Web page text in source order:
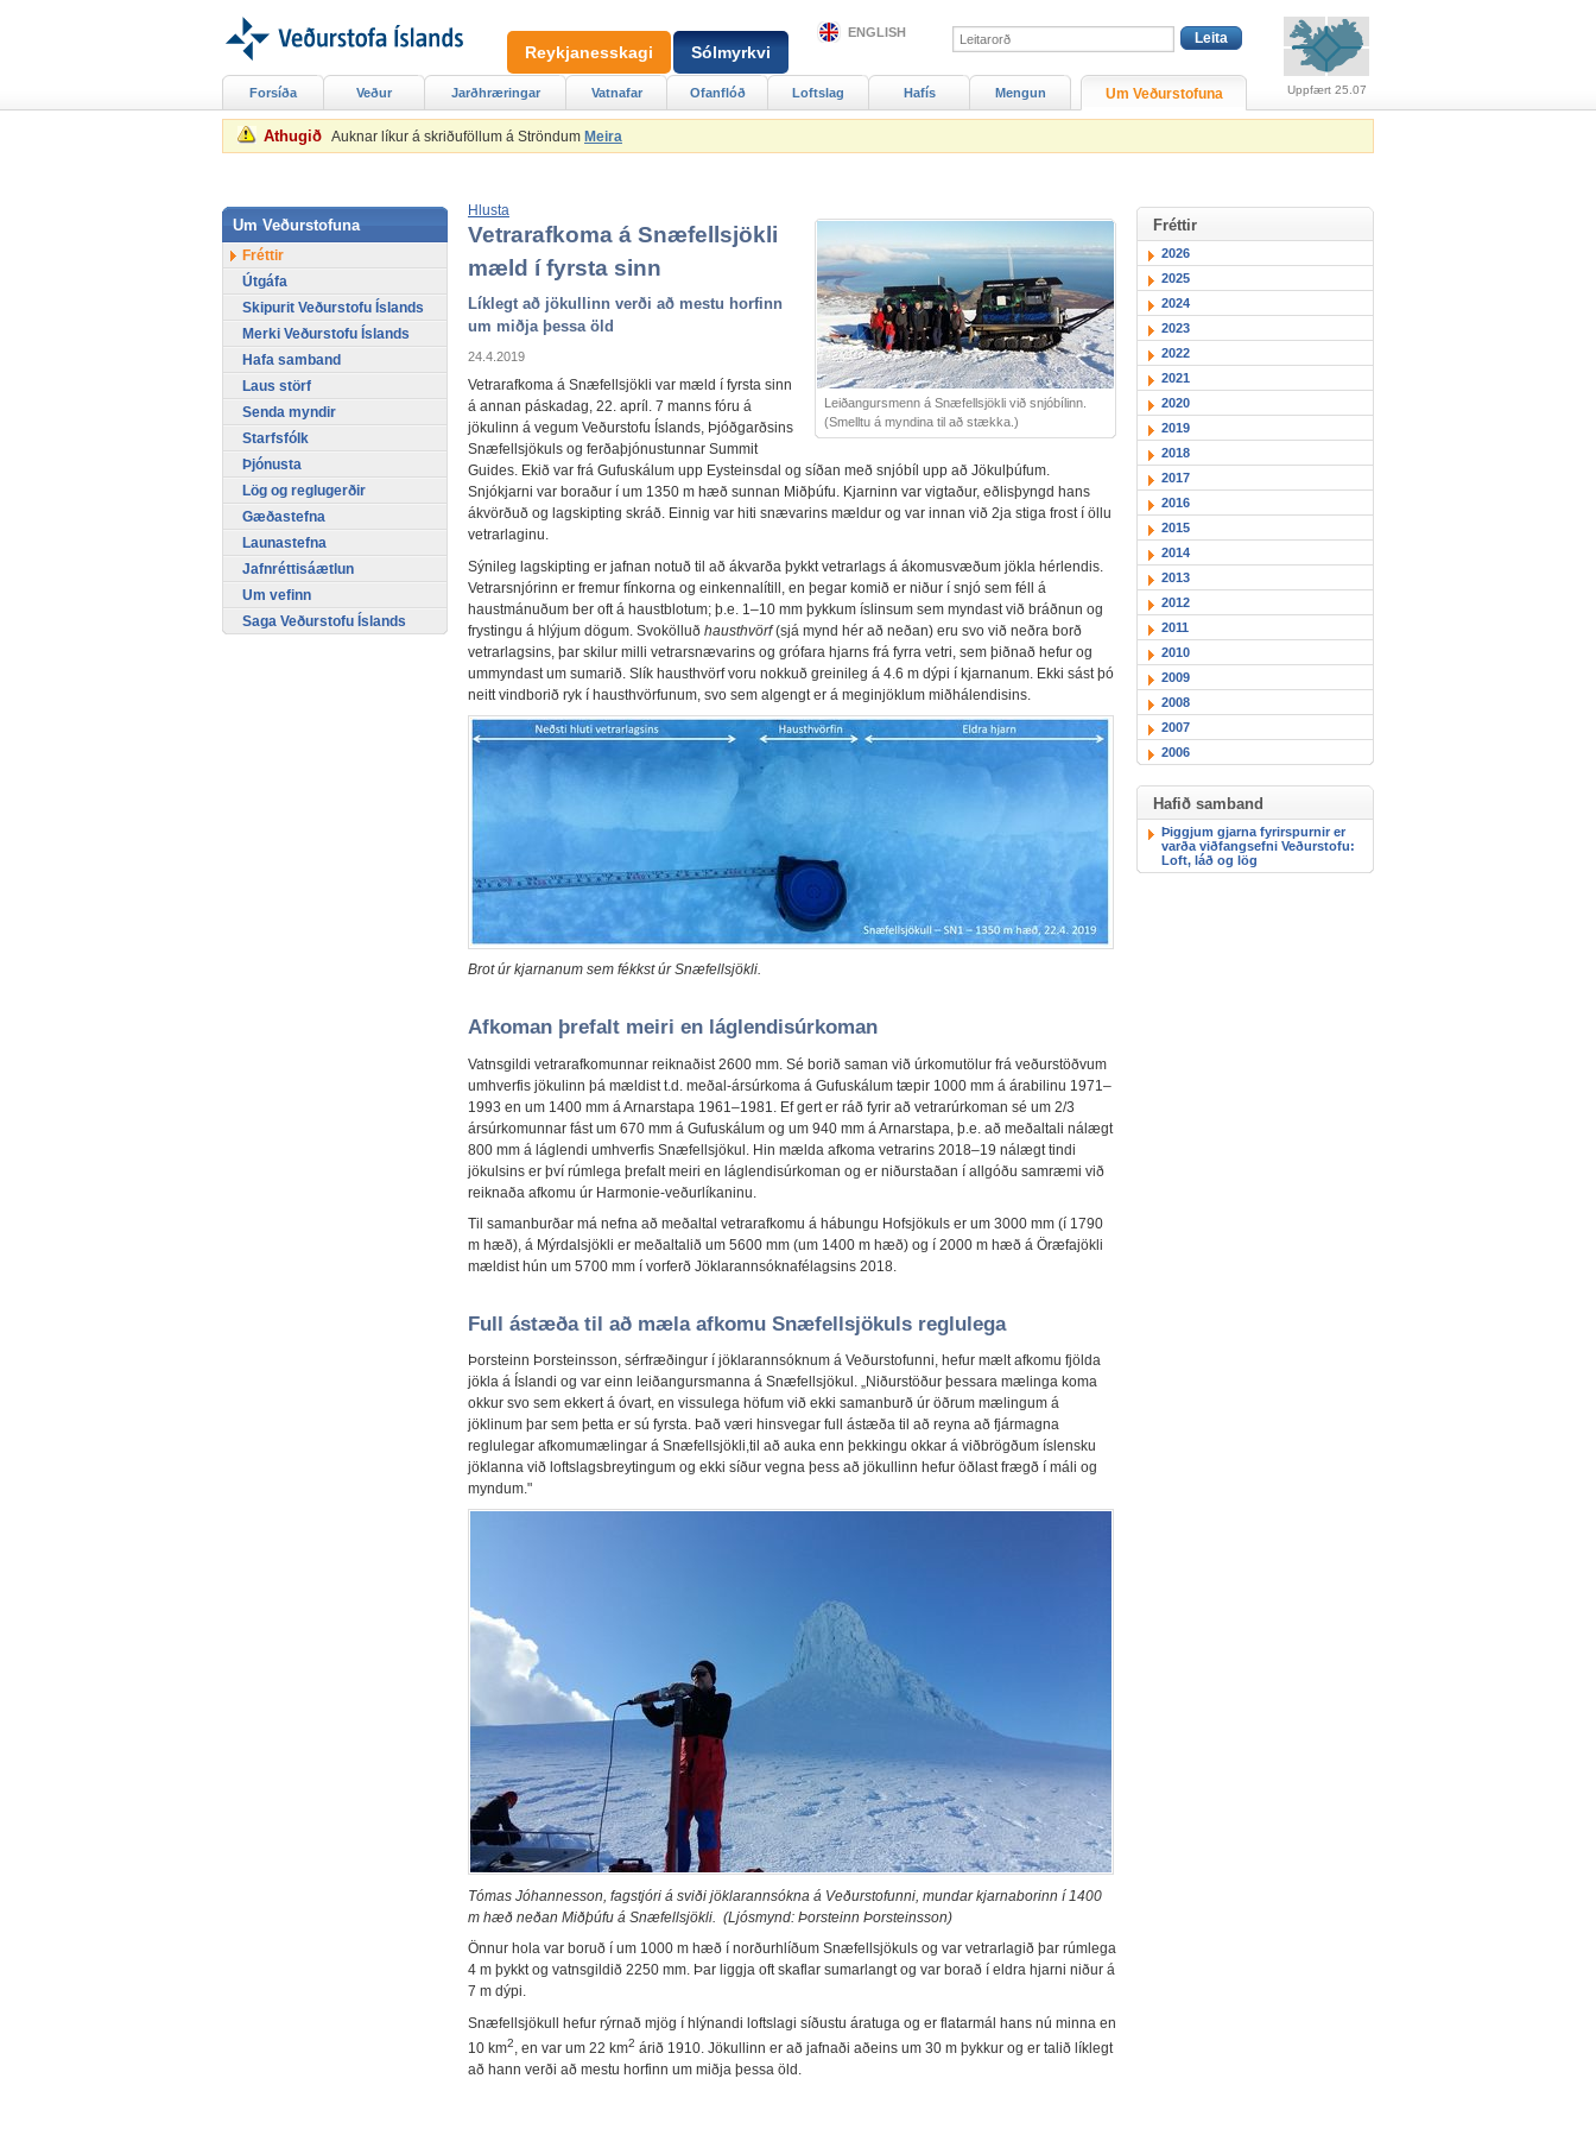
Athugið Auknar líkur á skriðuföllum á Ströndum Meira
Hlusta
Leiðangursmenn á Snæfellsjökli við snjóbílinn.
(Smelltu á myndina til að stækka.)
Vetrarafkoma á Snæfellsjökli
mæld í fyrsta sinn
Líklegt að jökullinn verði að mestu horfinn
um miðja þessa öld
24.4.2019
Vetrarafkoma á Snæfellsjökli var mæld í fyrsta sinn
á annan páskadag, 22. apríl. 7 manns fóru á
jökulinn á vegum Veðurstofu Íslands, Þjóðgarðsins
Snæfellsjökuls og ferðaþjónustunnar Summit
Guides. Ekið var frá Gufuskálum upp Eysteinsdal og síðan með snjóbíl upp að Jökulþúfum.
Snjókjarni var boraður í um 1350 m hæð sunnan Miðþúfu. Kjarninn var vigtaður, eðlisþyngd hans
ákvörðuð og lagskipting skráð. Einnig var hiti snævarins mældur og var innan við 2ja stiga frost í öllu
vetrarlaginu.
Sýnileg lagskipting er jafnan notuð til að ákvarða þykkt vetrarlags á ákomusvæðum jökla hérlendis.
Vetrarsnjórinn er fremur fínkorna og einkennalítill, en þegar komið er niður í snjó sem féll á
haustmánuðum ber oft á haustblotum; þ.e. 1–10 mm þykkum íslinsum sem myndast við bráðnun og
frystingu á hlýjum dögum. Svokölluð hausthvörf(sjá mynd hér að neðan) eru svo við neðra borð
vetrarlagsins, þar skilur milli vetrarsnævarins og grófara hjarns frá fyrra vetri, sem þiðnað hefur og
ummyndast um sumarið. Slík hausthvörf voru nokkuð greinileg á 4.6 m dýpi í kjarnanum. Ekki sást þó
neitt vindborið ryk í hausthvörfunum, svo sem algengt er á meginjöklum miðhálendisins.
Brot úr kjarnanum sem fékkst úr Snæfellsjökli.
Afkoman þrefalt meiri en láglendisúrkoman
Vatnsgildi vetrarafkomunnar reiknaðist 2600 mm. Sé borið saman við úrkomutölur frá veðurstöðvum
umhverfis jökulinn þá mældist t.d. meðal-ársúrkoma á Gufuskálum tæpir 1000 mm á árabilinu 1971–
1993 en um 1400 mm á Arnarstapa 1961–1981. Ef gert er ráð fyrir að vetrarúrkoman sé um 2/3
ársúrkomunnar fást um 670 mm á Gufuskálum og um 940 mm á Arnarstapa, þ.e. að meðaltali nálægt
800 mm á láglendi umhverfis Snæfellsjökul. Hin mælda afkoma vetrarins 2018–19 nálægt tindi
jökulsins er því rúmlega þrefalt meiri en láglendisúrkoman og er niðurstaðan í allgóðu samræmi við
reiknaða afkomu úr Harmonie-veðurlíkaninu.
Til samanburðar má nefna að meðaltal vetrarafkomu á hábungu Hofsjökuls er um 3000 mm (í 1790
m hæð), á Mýrdalsjökli er meðaltalið um 5600 mm (um 1400 m hæð) og í 2000 m hæð á Öræfajökli
mældist hún um 5700 mm í vorferð Jöklarannsóknafélagsins 2018.
Full ástæða til að mæla afkomu Snæfellsjökuls reglulega
Þorsteinn Þorsteinsson, sérfræðingur í jöklarannsóknum á Veðurstofunni, hefur mælt afkomu fjölda
jökla á Íslandi og var einn leiðangursmanna á Snæfellsjökul. „Niðurstöður þessara mælinga koma
okkur svo sem ekkert á óvart, en vissulega höfum við ekki samanburð úr öðrum mælingum á
jöklinum þar sem þetta er sú fyrsta. Það væri hinsvegar full ástæða til að reyna að fjármagna
reglulegar afkomumælingar á Snæfellsjökli,til að auka enn þekkingu okkar á viðbrögðum íslensku
jöklanna við loftslagsbreytingum og ekki síður vegna þess að jökullinn hefur öðlast frægð í máli og
myndum."
Tómas Jóhannesson, fagstjóri á sviði jöklarannsókna á Veðurstofunni, mundar kjarnaborinn í 1400
m hæð neðan Miðþúfu á Snæfellsjökli. (Ljósmynd: Þorsteinn Þorsteinsson)
Önnur hola var boruð í um 1000 m hæð í norðurhlíðum Snæfellsjökuls og var vetrarlagið þar rúmlega
4 m þykkt og vatnsgildið 2250 mm. Þar liggja oft skaflar sumarlangt og var borað í eldra hjarni niður á
7 m dýpi.
Snæfellsjökull hefur rýrnað mjög í hlýnandi loftslagi síðustu áratuga og er flatarmál hans nú minna en
10 km2 , en var um 22 km2 árið 1910. Jökullinn er að jafnaði aðeins um 30 m þykkur og er talið líklegt
að hann verði að mestu horfinn um miðja þessa öld.
Fréttir
2026
2025
2024
2023
2022
2021
2020
2019
2018
2017
2016
2015
2014
2013
2012
2011
2010
2009
2008
2007
2006
Hafið samband
Þiggjum gjarna fyrirspurnir er
varða viðfangsefni Veðurstofu:
Loft, láð og lög
Forsíða Veður Jarðhræringar Vatnafar Ofanflóð Loftslag Hafís Mengun Um Veðurstofuna
Um Veðurstofuna
Fréttir
Útgáfa
Skipurit Veðurstofu Íslands
Merki Veðurstofu Íslands
Hafa samband
Laus störf
Senda myndir
Starfsfólk
Þjónusta
Lög og reglugerðir
Gæðastefna
Launastefna
Jafnréttisáætlun
Um vefinn
Saga Veðurstofu Íslands
Uppfært 25.07
Reykjanesskagi Sólmyrkvi
ENGLISH